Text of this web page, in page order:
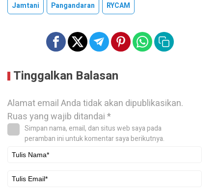
Jamtani Pangandaran RYCAM
Tinggalkan Balasan
Alamat email Anda tidak akan dipublikasikan.
Ruas yang wajib ditandai*
Simpan nama, email, dan situs web saya pada
peramban ini untuk komentar saya berikutnya.